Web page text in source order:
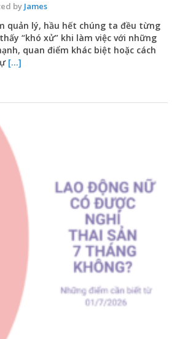
by James
quản lý, hầu hết chúng ta đều từng
“khó xử” khi làm việc với những
quan điểm khác biệt hoặc cách
[...]